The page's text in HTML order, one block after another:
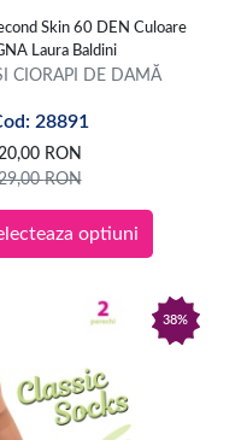
Skin 60 DEN Culoare
Laura Baldini
CIORAPI DE DAMĂ
28891
RON
RON
optiuni
38%